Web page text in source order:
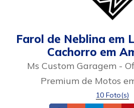
Farol de Neblina em
Cachorro em
Ms Custom Garagem -
Premium de Motos
10 Foto(s)